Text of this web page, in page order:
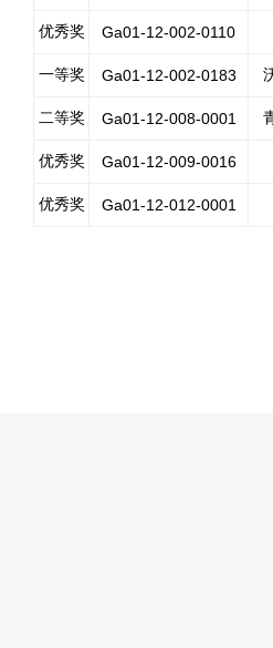
优秀奖 Ga01-12-002-0110
一等奖 Ga01-12-002-0183
二等奖 Ga01-12-008-0001
优秀奖 Ga01-12-009-0016
优秀奖 Ga01-12-012-0001